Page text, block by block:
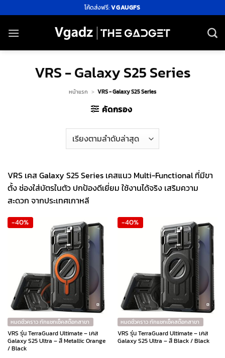
ไป
ยัง
โค้ดส่งฟรี:VGAUGFS
VRS - Galaxy S25 Series
หน้าแรก > VRS - Galaxy S25 Series
คัดกรอง
VRS เคส Galaxy S25 Series เคสแนว Multi-Functional ที่มีขา
ตั้ง ช่องใส่บัตรในตัว ปกป้องดีเยี่ยม ใช้งานได้จริง เสริมความ
สะดวก จากประเทศเกาหลี
-40%
หมดชั่วคราว ทักแชทเช็คสต๊อกสาขา
VRS รุ่น TerraGuard Ultimate – เคส
Galaxy S25 Ultra – สี Metallic Orange
/ Black
-40%
หมดชั่วคราว ทักแชทเช็คสต๊อกสาขา
VRS รุ่น TerraGuard Ultimate – เคส
Galaxy S25 Ultra – สี Black / Black